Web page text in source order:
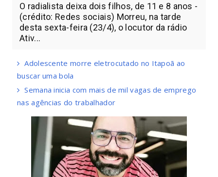
O radialista deixa dois filhos, de 11 e 8 anos -
(crédito: Redes sociais) Morreu, na tarde
desta sexta-feira (23/4), o locutor da rádio
Ativ...
Adolescente morre eletrocutado no Itapoã ao
buscar uma bola
Semana inicia com mais de mil vagas de emprego
nas agências do trabalhador